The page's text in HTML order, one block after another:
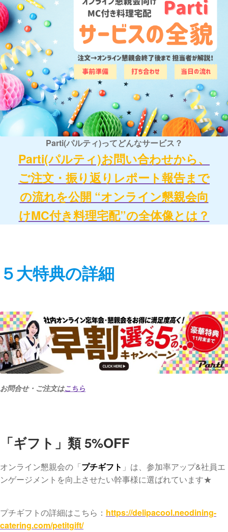
Parti(パルティ)ってどんなサービス？
Parti(パルティ)お問い合わせから、
ご注文・振り返りレポート報告まで
の流れを公開 “オンライン懇親会向
けMC付き料理宅配”の全体像とは？
５大特典の詳細
お問合せ・ご注文はこちら
「ギフト」類 5%OFF
オンライン懇親会の「プチギフト 」は、参加率アップ&社員エ
ンゲージメントを向上させたい幹事様に選ばれています★
プチギフトの詳細はこちら： https://delipacool.neodining-
catering.com/petitgift/